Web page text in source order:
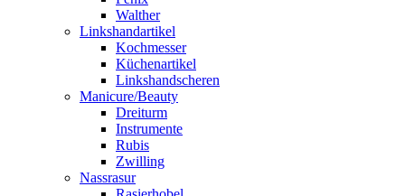
Walther
Linkshandartikel
Kochmesser
Küchenartikel
Linkshandscheren
Manicure/Beauty
Dreiturm
Instrumente
Rubis
Zwilling
Nassrasur